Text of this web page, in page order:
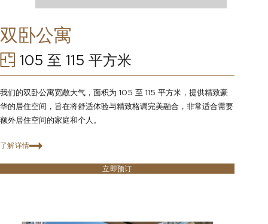
双卧公寓
105 至 115 平方米
我们的双卧公寓宽敞大气，面积为 105 至 115 平方米，提供精致豪
华的居住空间，旨在将舒适体验与精致格调完美融合，非常适合需要
额外居住空间的家庭和个人。
立即预订
了解详情